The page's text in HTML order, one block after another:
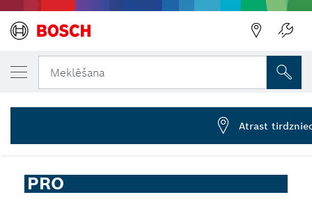
Meklēšana
... PRO Wood komplekts, 15 gab.
PRO
JŪSU IZVĒLĒTAIS VARIANTS
PRO Wood komplekts, 15 gab.
2 607 011 436
Atrast